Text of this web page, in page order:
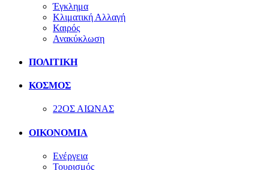
Έγκλημα
Κλιματική Αλλαγή
Καιρός
Ανακύκλωση
ΠΟΛΙΤΙΚΗ
ΚΟΣΜΟΣ
22ΟΣ ΑΙΩΝΑΣ
ΟΙΚΟΝΟΜΙΑ
Ενέργεια
Τουρισμός